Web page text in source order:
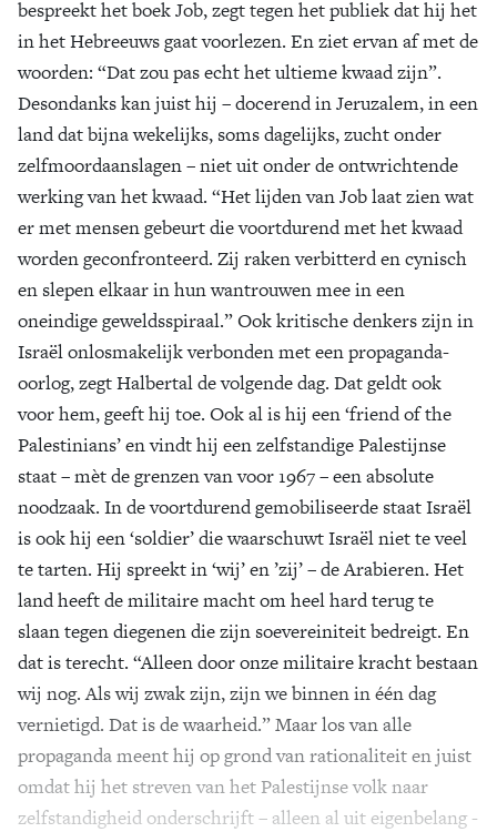
bespreekt het boek Job, zegt tegen het publiek dat hij het
in het Hebreeuws gaat voorlezen. En ziet ervan af met de
woorden: “Dat zou pas echt het ultieme kwaad zijn”.
Desondanks kan juist hij – docerend in Jeruzalem, in een
land dat bijna wekelijks, soms dagelijks, zucht onder
zelfmoordaanslagen – niet uit onder de ontwrichtende
werking van het kwaad. “Het lijden van Job laat zien wat
er met mensen gebeurt die voortdurend met het kwaad
worden geconfronteerd. Zij raken verbitterd en cynisch
en slepen elkaar in hun wantrouwen mee in een
oneindige geweldsspiraal.” Ook kritische denkers zijn in
Israël onlosmakelijk verbonden met een propaganda-
oorlog, zegt Halbertal de volgende dag. Dat geldt ook
voor hem, geeft hij toe. Ook al is hij een ‘friend of the
Palestinians’ en vindt hij een zelfstandige Palestijnse
staat – mèt de grenzen van voor 1967 – een absolute
noodzaak. In de voortdurend gemobiliseerde staat Israël
is ook hij een ‘soldier’ die waarschuwt Israël niet te veel
te tarten. Hij spreekt in ‘wij’ en ’zij’ – de Arabieren. Het
land heeft de militaire macht om heel hard terug te
slaan tegen diegenen die zijn soevereiniteit bedreigt. En
dat is terecht. “Alleen door onze militaire kracht bestaan
wij nog. Als wij zwak zijn, zijn we binnen in één dag
vernietigd. Dat is de waarheid.” Maar los van alle
propaganda meent hij op grond van rationaliteit en juist
omdat hij het streven van het Palestijnse volk naar
zelfstandigheid onderschrijft – alleen al uit eigenbelang -